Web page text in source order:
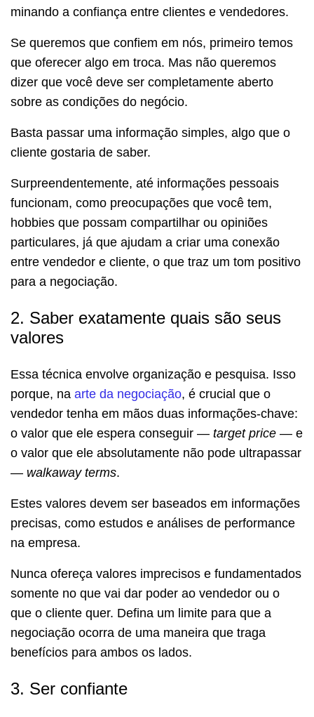
minando a confiança entre clientes e vendedores.
Se queremos que confiem em nós, primeiro temos
que oferecer algo em troca. Mas não queremos
dizer que você deve ser completamente aberto
sobre as condições do negócio.
Basta passar uma informação simples, algo que o
cliente gostaria de saber.
Surpreendentemente, até informações pessoais
funcionam, como preocupações que você tem,
hobbies que possam compartilhar ou opiniões
particulares, já que ajudam a criar uma conexão
entre vendedor e cliente, o que traz um tom positivo
para a negociação.
2. Saber exatamente quais são seus
valores
Essa técnica envolve organização e pesquisa. Isso
porque, na arte da negociação, é crucial que o
vendedor tenha em mãos duas informações-chave:
o valor que ele espera conseguir — target price — e
o valor que ele absolutamente não pode ultrapassar
— walkaway terms.
Estes valores devem ser baseados em informações
precisas, como estudos e análises de performance
na empresa.
Nunca ofereça valores imprecisos e fundamentados
somente no que vai dar poder ao vendedor ou o
que o cliente quer. Defina um limite para que a
negociação ocorra de uma maneira que traga
benefícios para ambos os lados.
3. Ser confiante